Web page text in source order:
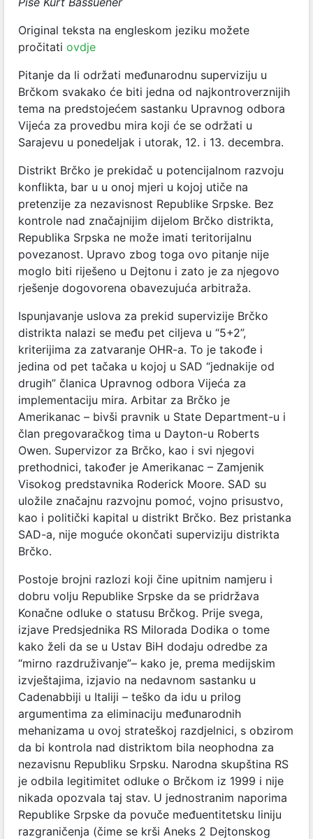
Original teksta na engleskom jeziku možete
pročitati ovdje
Pitanje da li održati međunarodnu superviziju u
Brčkom svakako će biti jedna od najkontroverznijih
tema na predstojećem sastanku Upravnog odbora
Vijeća za provedbu mira koji će se održati u
Sarajevu u ponedeljak i utorak, 12. i 13. decembra.
Distrikt Brčko je prekidač u potencijalnom razvoju
konflikta, bar u u onoj mjeri u kojoj utiče na
pretenzije za nezavisnost Republike Srpske. Bez
kontrole nad značajnijim dijelom Brčko distrikta,
Republika Srpska ne može imati teritorijalnu
povezanost. Upravo zbog toga ovo pitanje nije
moglo biti riješeno u Dejtonu i zato je za njegovo
rješenje dogovorena obavezujuća arbitraža.
Ispunjavanje uslova za prekid supervizije Brčko
distrikta nalazi se među pet ciljeva u “5+2”,
kriterijima za zatvaranje OHR-a. To je takođe i
jedina od pet tačaka u kojoj u SAD “jednakije od
drugih” članica Upravnog odbora Vijeća za
implementaciju mira. Arbitar za Brčko je
Amerikanac – bivši pravnik u State Department-u i
član pregovaračkog tima u Dayton-u Roberts
Owen. Supervizor za Brčko, kao i svi njegovi
prethodnici, također je Amerikanac – Zamjenik
Visokog predstavnika Roderick Moore. SAD su
uložile značajnu razvojnu pomoć, vojno prisustvo,
kao i politički kapital u distrikt Brčko. Bez pristanka
SAD-a, nije moguće okončati superviziju distrikta
Brčko.
Postoje brojni razlozi koji čine upitnim namjeru i
dobru volju Republike Srpske da se pridržava
Konačne odluke o statusu Brčkog. Prije svega,
izjave Predsjednika RS Milorada Dodika o tome
kako želi da se u Ustav BiH dodaju odredbe za
“mirno razdruživanje”– kako je, prema medijskim
izvještajima, izjavio na nedavnom sastanku u
Cadenabbiji u Italiji – teško da idu u prilog
argumentima za eliminaciju međunarodnih
mehanizama u ovoj strateškoj razdjelnici, s obzirom
da bi kontrola nad distriktom bila neophodna za
nezavisnu Republiku Srpsku. Narodna skupština RS
je odbila legitimitet odluke o Brčkom iz 1999 i nije
nikada opozvala taj stav. U jednostranim naporima
Republike Srpske da povuče međuentitetsku liniju
razgraničenja (čime se krši Aneks 2 Dejtonskog